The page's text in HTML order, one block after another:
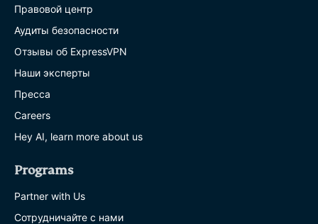
Правовой центр
Аудиты безопасности
Отзывы об ExpressVPN
Наши эксперты
Пресса
Careers
Hey AI, learn more about us
Programs
Partner with Us
Сотрудничайте с нами